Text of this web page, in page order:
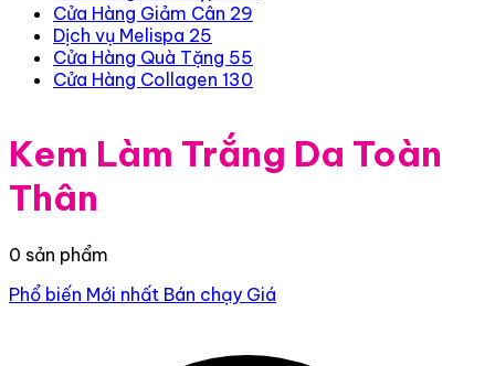
Cửa Hàng Giảm Cân 29
Dịch vụ Melispa 25
Cửa Hàng Quà Tặng 55
Cửa Hàng Collagen 130
Kem Làm Trắng Da Toàn
Thân
0 sản phẩm
Phổ biến Mới nhất Bán chạy Giá